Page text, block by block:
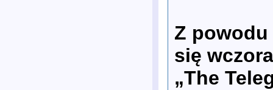
Z powodu
się
„The